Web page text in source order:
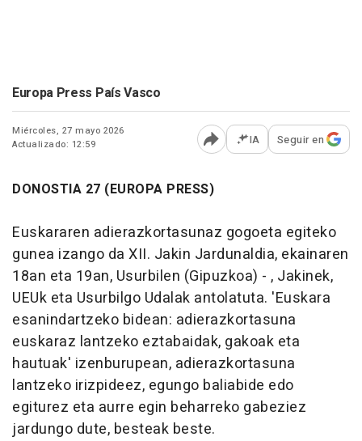
Europa Press País Vasco
Miércoles, 27 mayo 2026
Actualizado: 12:59
Abrir opciones para
IA Seguir en
DONOSTIA 27 (EUROPA PRESS)
Euskararen adierazkortasunaz gogoeta egiteko
gunea izango da XII. Jakin Jardunaldia, ekainaren
18an eta 19an, Usurbilen (Gipuzkoa) - , Jakinek,
UEUk eta Usurbilgo Udalak antolatuta. 'Euskara
esanindartzeko bidean: adierazkortasuna
euskaraz lantzeko eztabaidak, gakoak eta
hautuak' izenburupean, adierazkortasuna
lantzeko irizpideez, egungo baliabide edo
egiturez eta aurre egin beharreko gabeziez
jardungo dute, besteak beste.